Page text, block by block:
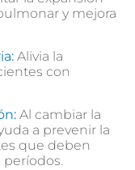
y mejora
Alivia la
con
Al cambiar la
a prevenir la
que deben